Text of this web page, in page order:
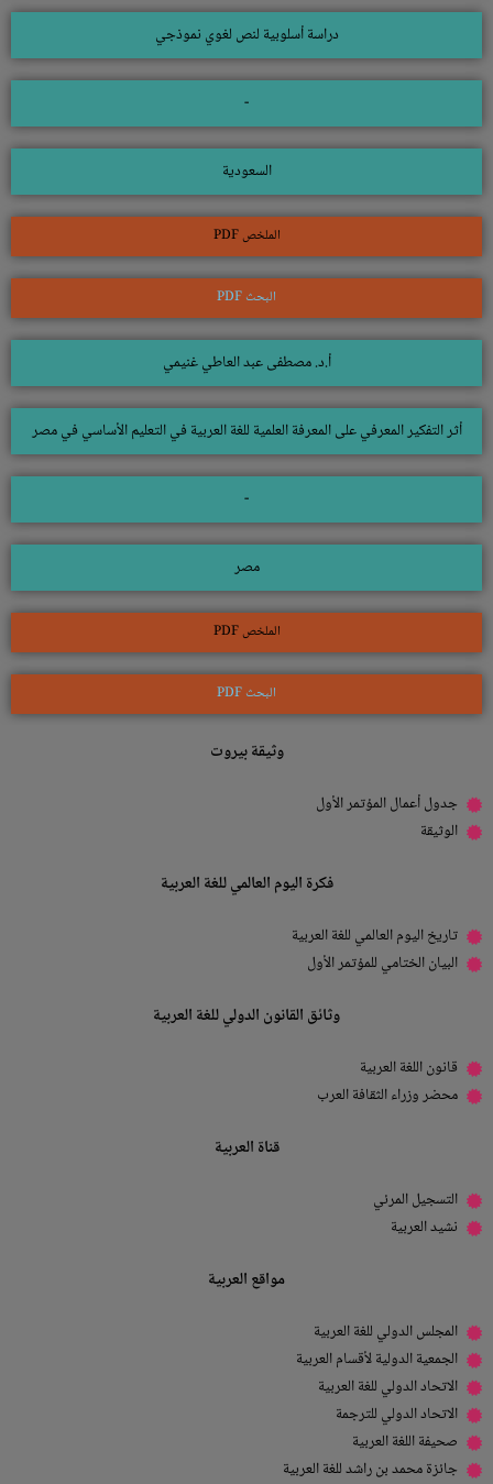
دراسة أسلوبية لنص لغوي نموذجي
-
السعودية
الملخص PDF
البحث PDF
أ.د. مصطفى عبد العاطي غنيمي
أثر التفكير المعرفي على المعرفة العلمية للغة العربية في التعليم الأساسي في مصر
-
مصر
الملخص PDF
البحث PDF
وثيقة بيروت
جدول أعمال المؤتمر الأول
الوثيقة
فكرة اليوم العالمي للغة العربية
تاريخ اليوم العالمي للغة العربية
البيان الختامي للمؤتمر الأول
وثائق القانون الدولي للغة العربية
قانون اللغة العربية
محضر وزراء الثقافة العرب
قناة العربية
التسجيل المرئي
نشيد العربية
مواقع العربية
المجلس الدولي للغة العربية
الجمعية الدولية لأقسام العربية
الاتحاد الدولي للغة العربية
الاتحاد الدولي للترجمة
صحيفة اللغة العربية
جائزة محمد بن راشد للغة العربية